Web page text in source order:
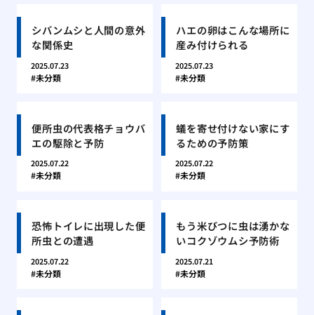
シバンムシと人間の意外
な関係史
2025.07.23
未分類
ハエの卵はこんな場所に
産み付けられる
2025.07.23
未分類
便所虫の代表格チョウバ
エの駆除と予防
2025.07.22
未分類
蟻を寄せ付けない家にす
るための予防策
2025.07.22
未分類
恐怖トイレに出現した便
所虫との遭遇
2025.07.22
未分類
もう米びつに虫は湧かな
いコクゾウムシ予防術
2025.07.21
未分類